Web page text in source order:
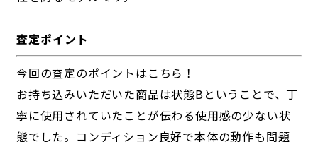
査定ポイント
今回の査定のポイントはこちら！
お持ち込みいただいた商品は状態Bということで、丁
寧に使用されていたことが伝わる使用感の少ない状
態でした。コンディション良好で本体の動作も問題